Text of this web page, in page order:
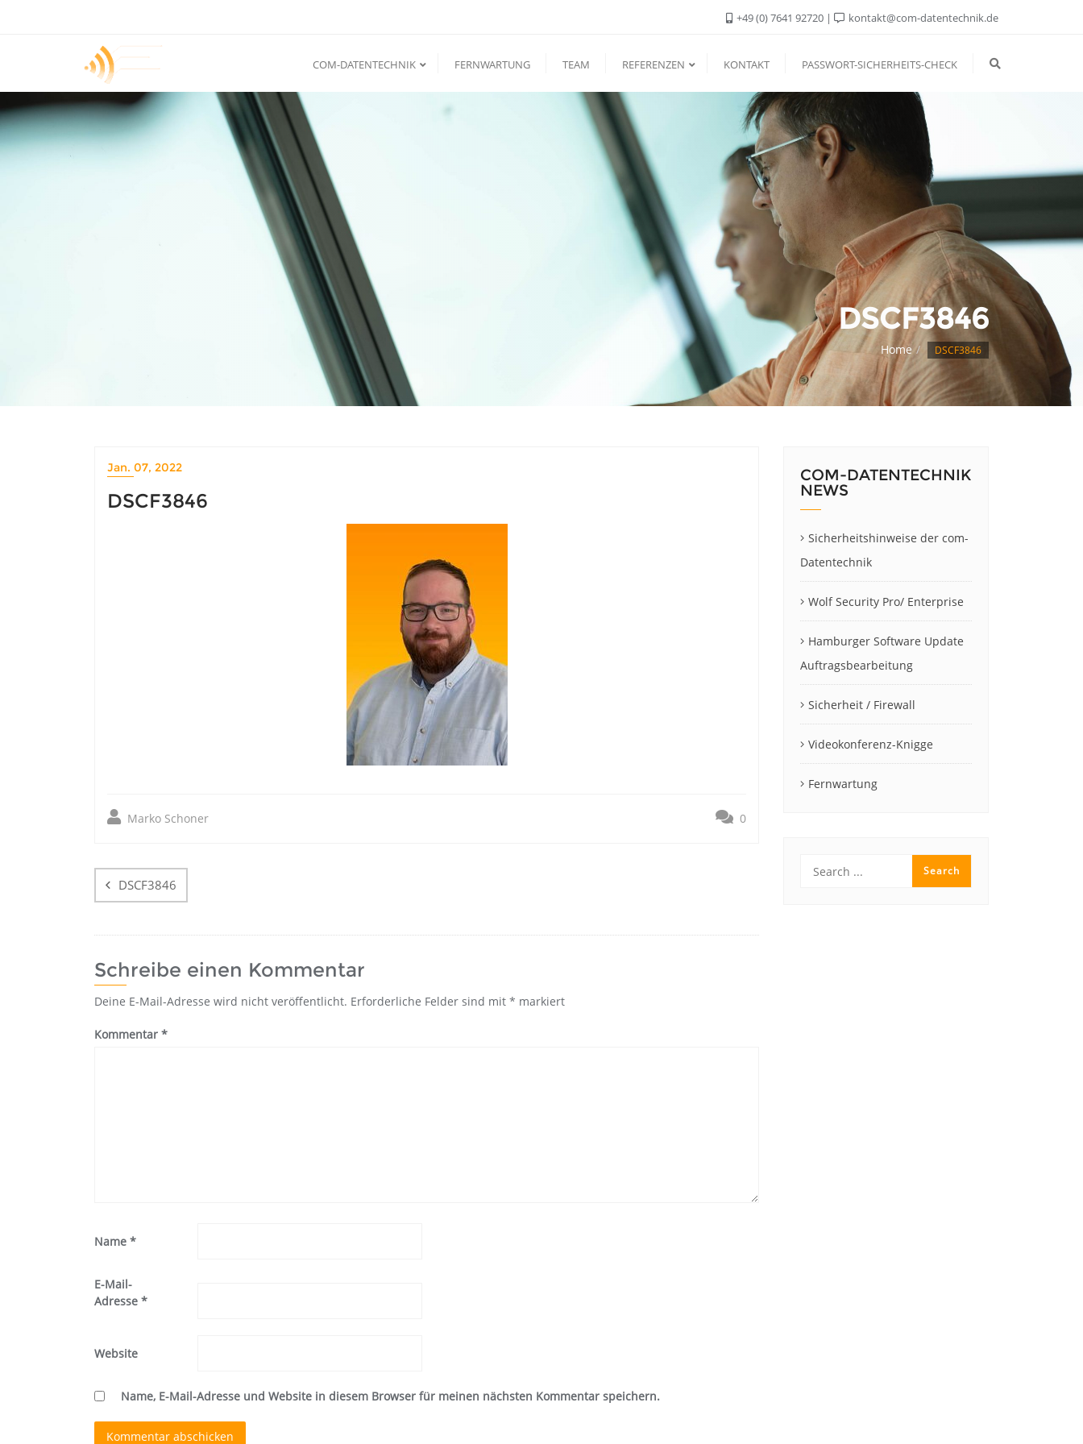
+49 (0) 7641 92720 kontakt@com-datentechnik.de
COM-DATENTECHNIK FERNWARTUNG TEAM REFERENZEN KONTAKT PASSWORT-SICHERHEITS-CHECK
DSCF3846
Home DSCF3846
Jan. 07, 2022
DSCF3846
Marko Schoner 0
Beitragsnavigation
DSCF3846
Schreibe einen Kommentar
Deine E-Mail-Adresse wird nicht veröffentlicht. Erforderliche Felder sind mit * markiert
Kommentar *
Name *
E-Mail-
Adresse *
Website
Name, E-Mail-Adresse und Website in diesem Browser für meinen nächsten Kommentar speichern.
COM-DATENTECHNIK
NEWS
Sicherheitshinweise der com-
Datentechnik
Wolf Security Pro/ Enterprise
Hamburger Software Update
Auftragsbearbeitung
Sicherheit / Firewall
Videokonferenz-Knigge
Fernwartung